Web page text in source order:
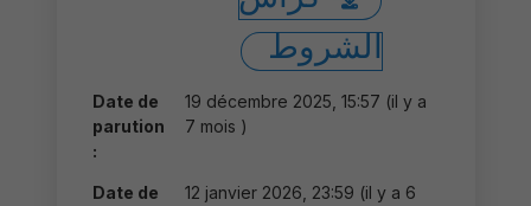
الشروط
Date de
parution
:
19 décembre 2025, 15:57 (il y a
7 mois )
Date de
12 janvier 2026, 23:59 (il y a 6